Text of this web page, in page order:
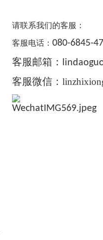
请联系我们的客服：
客服电话： 080-6845-
客服邮箱：
客服微信：